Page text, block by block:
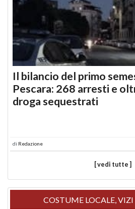
Il bilancio del primo
Pescara: 268 arresti e
droga sequestrati
di Redazione
[ vedi tutte ]
COSTUME LOCALE, VIZI